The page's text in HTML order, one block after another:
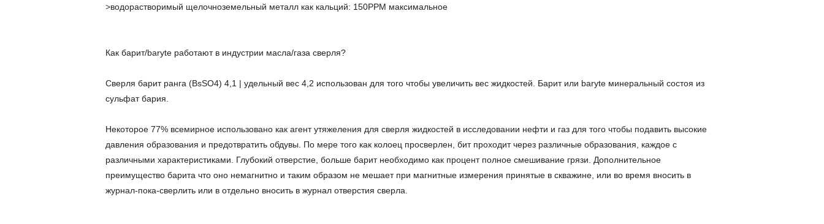
>водорастворимый щелочноземельный металл как кальций: 150PPM максимальное
Как барит/baryte работают в индустрии масла/газа сверля?
Сверля барит ранга (BsSO4) 4,1 | удельный вес 4,2 использован для того чтобы увеличить вес жидкостей. Барит или baryte минеральный состоя из
сульфат бария.
Некоторое 77% всемирное использовано как агент утяжеления для сверля жидкостей в исследовании нефти и газ для того чтобы подавить высокие
давления образования и предотвратить обдувы. По мере того как колоец просверлен, бит проходит через различные образования, каждое с
различными характеристиками. Глубокий отверстие, больше барит необходимо как процент полное смешивание грязи. Дополнительное
преимущество барита что оно немагнитно и таким образом не мешает при магнитные измерения принятые в скважине, или во время вносить в
журнал-пока-сверлить или в отдельно вносить в журнал отверстия сверла.